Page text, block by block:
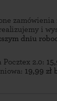
zamówienia
i
dniu
Pocztex 2.0:
19,99 zł